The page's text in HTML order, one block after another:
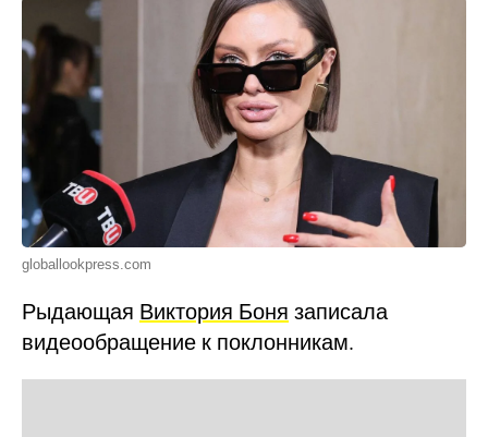
globallookpress.com
Рыдающая Виктория Боня записала
видеообращение к поклонникам.